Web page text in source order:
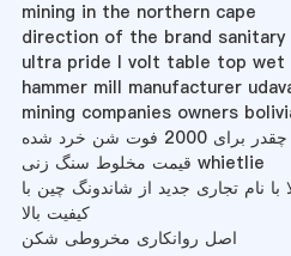
mining in the northern cape
direction of the brand sanitary
ultra pride l volt table top wet
hammer mill manufacturer
mining companies owners
چقدر برای 2000 فوت شن خرد شده
قیمت مخلوط سنگ زنی whietlie
نام تجاری جدید از شاندونگ چین با
کیفیت بالا
اصل روانکاری مخروطی شکن